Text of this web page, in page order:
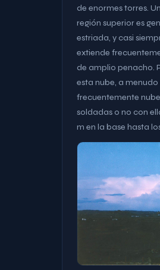
de enormes torres.
región superior es
estriada, y casi
extiende
de amplio penacho.
esta nube, a
frecuentemente
soldadas o no con
m en la base hasta